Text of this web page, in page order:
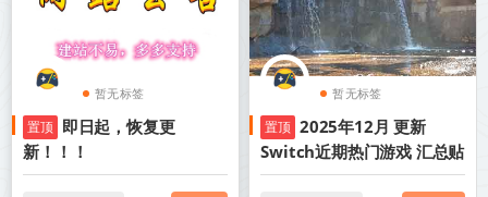
暂无标签
置顶 即日起，恢复更
新！！！
暂无标签
置顶 2025年12月 更新
Switch近期热门游戏 汇总贴